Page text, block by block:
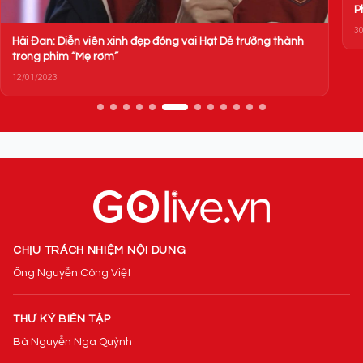
Phạm Nhật Vượng
CHỊU TRÁCH NHIỆM NỘI DUNG
Ông Nguyễn Công Việt
THƯ KÝ BIÊN TẬP
Bà Nguyễn Nga Quỳnh